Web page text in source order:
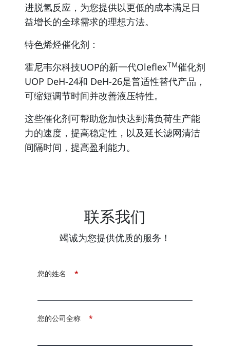
进脱氢反应，为您提供以更低的成本满足日
益增长的全球需求的理想方法。
特色烯烃催化剂：
霍尼韦尔科技UOP的新一代OleflexTM催化剂
UOP DeH-24和 DeH-26是普适性替代产品，
可缩短调节时间并改善液压特性。
这些催化剂可帮助您加快达到满负荷生产能
力的速度，提高稳定性，以及延长滤网清洁
间隔时间，提高盈利能力。
联系我们
竭诚为您提供优质的服务！
*
您的姓名
*
您的公司全称